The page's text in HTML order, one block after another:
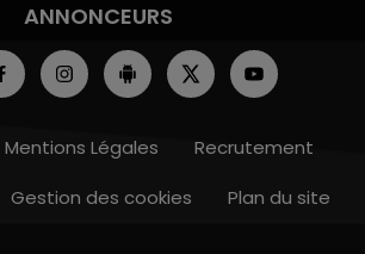
ANNONCEURS
Mentions Légales
Recrutement
Gestion des cookies Plan du site